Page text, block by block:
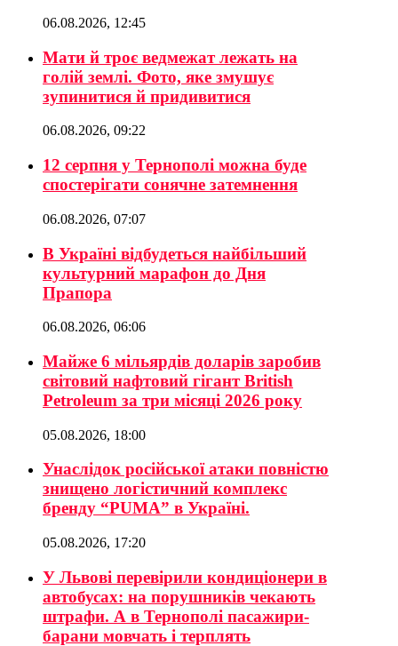
06.08.2026, 12:45
Мати й троє ведмежат лежать на
голій землі. Фото, яке змушує
зупинитися й придивитися
06.08.2026, 09:22
12 серпня у Тернополі можна буде
спостерігати сонячне затемнення
06.08.2026, 07:07
В Україні відбудеться найбільший
культурний марафон до Дня
Прапора
06.08.2026, 06:06
Майже 6 мільярдів доларів заробив
світовий нафтовий гігант British
Petroleum за три місяці 2026 року
05.08.2026, 18:00
Унаслідок російської атаки повністю
знищено логістичний комплекс
бренду “PUMA” в Україні.
05.08.2026, 17:20
У Львові перевірили кондиціонери в
автобусах: на порушників чекають
штрафи. А в Тернополі пасажири-
барани мовчать і терплять